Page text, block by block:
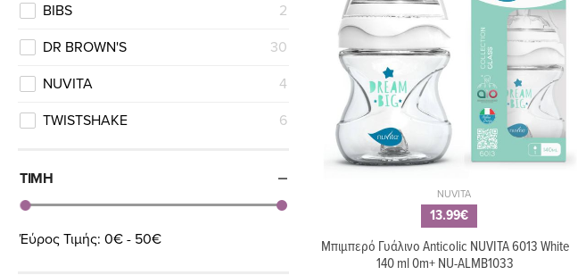
BIBS 2
DR BROWN'S 30
NUVITA 4
TWISTSHAKE 6
ΤΙΜΉ
Έύρος Τιμής: 0€ - 50€
NUVITA
13.99€
Μπιμπερό Γυάλινο Anticolic NUVITA 6013 White
140 ml 0m+ NU-ALMB1033